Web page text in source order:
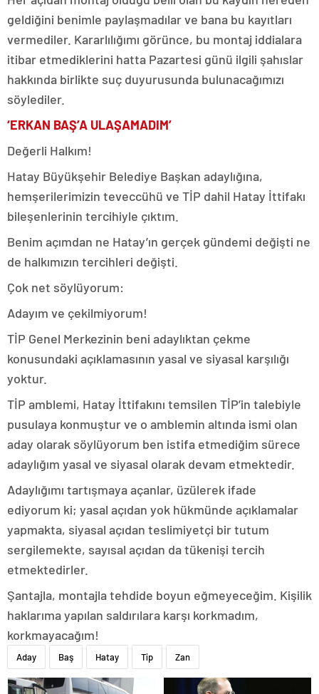
geldiğini benimle paylaşmadılar ve bana bu kayıtları
vermediler. Kararlılığımı görünce, bu montaj iddialara
itibar etmediklerini hatta Pazartesi günü ilgili şahıslar
hakkında birlikte suç duyurusunda bulunacağımızı
söylediler.
‘ERKAN BAŞ’A ULAŞAMADIM’
Değerli Halkım!
Hatay Büyükşehir Belediye Başkan adaylığına,
hemşerilerimizin teveccühü ve TİP dahil Hatay İttifakı
bileşenlerinin tercihiyle çıktım.
Benim açımdan ne Hatay’ın gerçek gündemi değişti ne
de halkımızın tercihleri değişti.
Çok net söylüyorum:
Adayım ve çekilmiyorum!
TİP Genel Merkezinin beni adaylıktan çekme
konusundaki açıklamasının yasal ve siyasal karşılığı
yoktur.
TİP amblemi, Hatay İttifakını temsilen TİP’in talebiyle
pusulaya konmuştur ve o amblemin altında ismi olan
aday olarak söylüyorum ben istifa etmediğim sürece
adaylığım yasal ve siyasal olarak devam etmektedir.
Adaylığımı tartışmaya açanlar, üzülerek ifade
ediyorum ki; yasal açıdan yok hükmünde açıklamalar
yapmakta, siyasal açıdan teslimiyetçi bir tutum
sergilemekte, sayısal açıdan da tükenişi tercih
etmektedirler.
Şantajla, montajla tehdide boyun eğmeyeceğim. Kişilik
haklarıma yapılan saldırılara karşı korkmadım,
korkmayacağım!
Aday Baş Hatay Tip Zan